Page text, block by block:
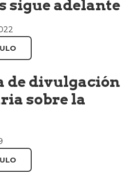
sigue adelante
de divulgación
sobre la